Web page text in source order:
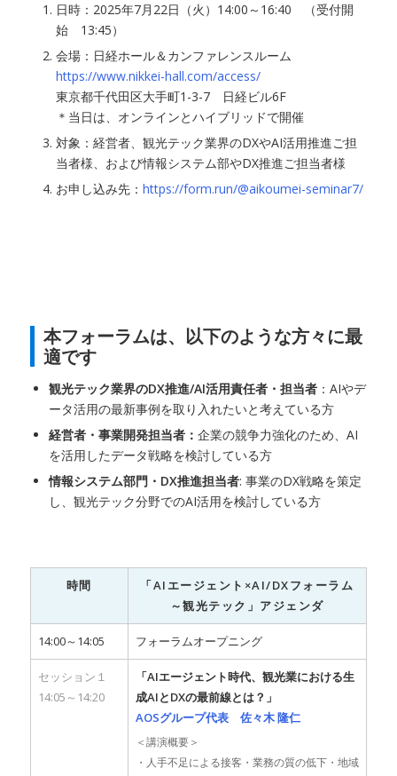
日時：2025年7月22日（火）14:00～16:40 （受付開
始 13:45）
会場：日経ホール＆カンファレンスルーム
https://www.nikkei-hall.com/access/
東京都千代田区大手町1-3-7 日経ビル6F
＊当日は、オンラインとハイブリッドで開催
対象：経営者、観光テック業界のDXやAI活用推進ご担
当者様、および情報システム部やDX推進ご担当者様
お申し込み先： https://form.run/@aikoumei-seminar7/
本フォーラムは、以下のような方々に最
適です
観光テック業界のDX推進/AI活用責任者・担当者：AIやデ
ータ活用の最新事例を取り入れたいと考えている方
経営者・事業開発担当者： 企業の競争力強化のため、AI
を活用したデータ戦略を検討している方
情報システム部門・DX推進担当者: 事業のDX戦略を策定
し、観光テック分野でのAI活用を検討している方
時間
「AIエージェント×AI/DXフォーラム
～観光テック」アジェンダ
14:00～14:05 フォーラムオープニング
セッション１
14:05～14:20
「AIエージェント時代、観光業における生
成AIとDXの最前線とは？」
AOSグループ代表 佐々木 隆仁
＜講演概要＞
・人手不足による接客・業務の質の低下・地域